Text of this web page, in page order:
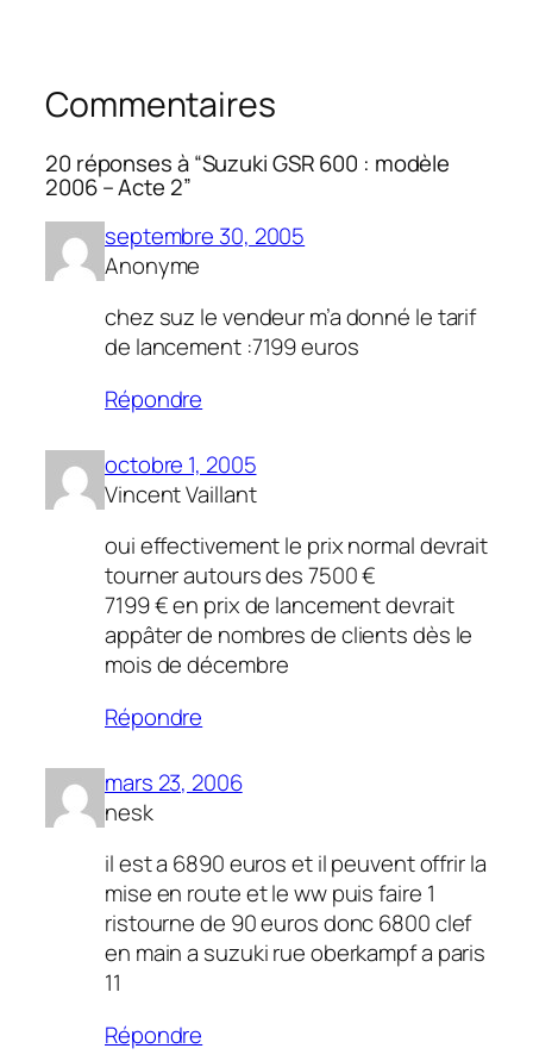
Commentaires
20 réponses à “Suzuki GSR 600 : modèle
2006 – Acte 2”
septembre 30, 2005
Anonyme
chez suz le vendeur m’a donné le tarif
de lancement :7199 euros
Répondre
octobre 1, 2005
Vincent Vaillant
oui effectivement le prix normal devrait
tourner autours des 7500 €
7199 € en prix de lancement devrait
appâter de nombres de clients dès le
mois de décembre
Répondre
mars 23, 2006
nesk
il est a 6890 euros et il peuvent offrir la
mise en route et le ww puis faire 1
ristourne de 90 euros donc 6800 clef
en main a suzuki rue oberkampf a paris
11
Répondre